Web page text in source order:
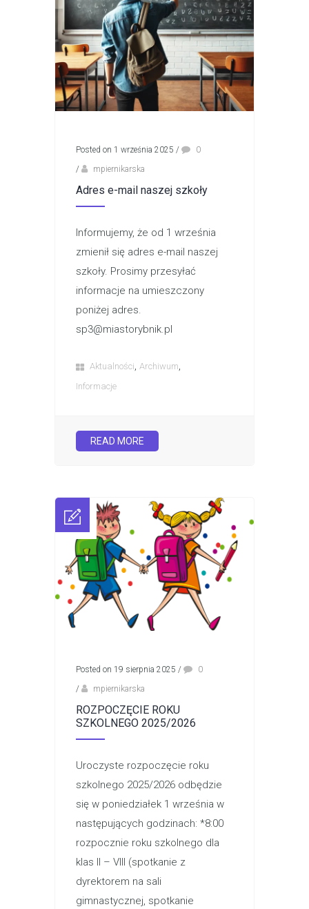
Posted on 1 września 2025 /
0
/
mpiernikarska
Adres e-mail naszej szkoły
Informujemy, że od 1 września
zmienił się adres e-mail naszej
szkoły. Prosimy przesyłać
informacje na umieszczony
poniżej adres.
sp3@miastorybnik.pl
Aktualności, Archiwum,
Informacje
READ MORE
Posted on 19 sierpnia 2025 /
0
/
mpiernikarska
ROZPOCZĘCIE ROKU
SZKOLNEGO 2025/2026
Uroczyste rozpoczęcie roku
szkolnego 2025/2026 odbędzie
się w poniedziałek 1 września w
następujących godzinach: *8:00
rozpocznie roku szkolnego dla
klas II – VIII (spotkanie z
dyrektorem na sali
gimnastycznej, spotkanie